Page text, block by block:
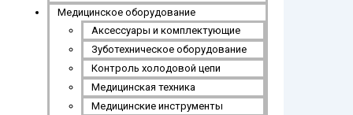
Медицинское оборудование
Аксессуары и комплектующие
Зуботехническое оборудование
Контроль холодовой цепи
Медицинская техника
Медицинские инструменты